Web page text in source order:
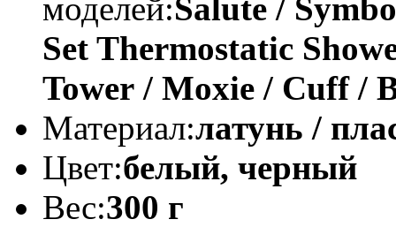
моделей:Salute /
Set Thermostatic
Tower / Moxie / Cuff /
Материал:латунь /
Цвет:белый, черный
Вес:300 г